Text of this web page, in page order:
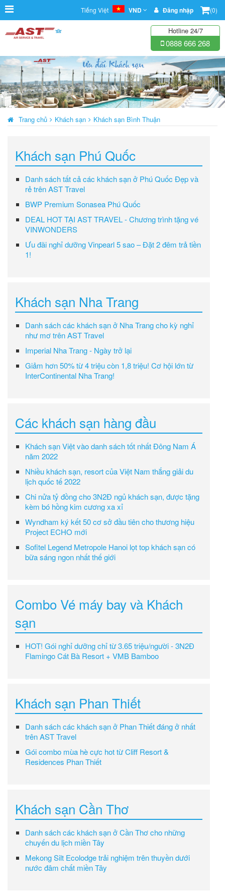
Tiếng Việt VND Đăng nhập (0)
Hotline 24/7
0888 666 268
Trang chủ Khách sạn Khách sạn Bình Thuận
Khách sạn Phú Quốc
Danh sách tất cả các khách sạn ở Phú Quốc Đẹp và
rẻ trên AST Travel
BWP Premium Sonasea Phú Quốc
DEAL HOT TẠI AST TRAVEL - Chương trình tặng vé
VINWONDERS
Ưu đãi nghỉ dưỡng Vinpearl 5 sao – Đặt 2 đêm trả tiền
1!
Khách sạn Nha Trang
Danh sách các khách sạn ở Nha Trang cho kỳ nghỉ
như mơ trên AST Travel
Imperial Nha Trang - Ngày trở lại
Giảm hơn 50% từ 4 triệu còn 1,8 triệu! Cơ hội lớn từ
InterContinental Nha Trang!
Các khách sạn hàng đầu
Khách sạn Việt vào danh sách tốt nhất Đông Nam Á
năm 2022
Nhiều khách sạn, resort của Việt Nam thắng giải du
lịch quốc tế 2022
Chi nửa tỷ đồng cho 3N2Đ ngủ khách sạn, được tặng
kèm bó hồng kim cương xa xỉ
Wyndham ký kết 50 cơ sở đầu tiên cho thương hiệu
Project ECHO mới
Sofitel Legend Metropole Hanoi lọt top khách sạn có
bữa sáng ngon nhất thế giới
Combo Vé máy bay và Khách
sạn
HOT! Gói nghỉ dưỡng chỉ từ 3.65 triệu/người - 3N2Đ
Flamingo Cát Bà Resort + VMB Bamboo
Khách sạn Phan Thiết
Danh sách các khách sạn ở Phan Thiết đáng ở nhất
trên AST Travel
Gói combo mùa hè cực hot từ Cliff Resort &
Residences Phan Thiết
Khách sạn Cần Thơ
Danh sách các khách sạn ở Cần Thơ cho những
chuyến du lịch miền Tây
Mekong Silt Ecolodge trải nghiệm trên thuyền dưới
nước đâm chất miền Tây